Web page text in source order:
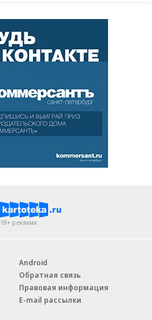
18+ реклама
Android
Обратная связь
Правовая информация
E-mail рассылки